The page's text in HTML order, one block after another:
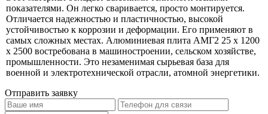
показателями. Он легко сваривается, просто монтируется.
Отличается надежностью и пластичностью, высокой
устойчивостью к коррозии и деформации. Его применяют в
самых сложных местах. Алюминиевая плита АМГ2 25 х 1200
х 2500 востребована в машиностроении, сельском хозяйстве,
промышленности. Это незаменимая сырьевая база для
военной и электротехнической отрасли, атомной энергетики.
Отправить заявку